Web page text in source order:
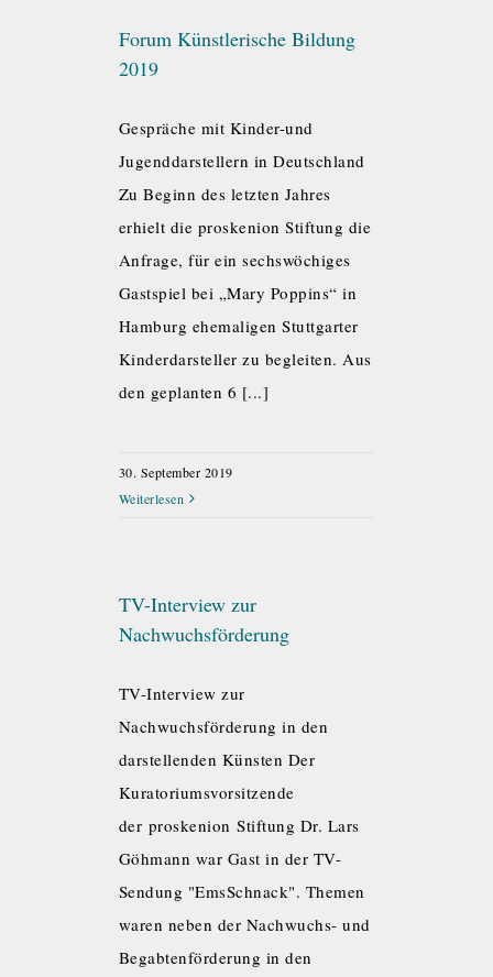
Forum Künstlerische Bildung
2019
Gespräche mit Kinder-und
Jugenddarstellern in Deutschland
Zu Beginn des letzten Jahres
erhielt die proskenion Stiftung die
Anfrage, für ein sechswöchiges
Gastspiel bei „Mary Poppins“ in
Hamburg ehemaligen Stuttgarter
Kinderdarsteller zu begleiten. Aus
den geplanten 6 [...]
30. September 2019
Weiterlesen
TV-Interview zur
Nachwuchsförderung
TV-Interview zur
Nachwuchsförderung in den
darstellenden Künsten Der
Kuratoriumsvorsitzende
der proskenion Stiftung Dr. Lars
Göhmann war Gast in der TV-
Sendung "EmsSchnack". Themen
waren neben der Nachwuchs- und
Begabtenförderung in den